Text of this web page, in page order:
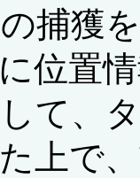
捕獲
位置
て、
上で